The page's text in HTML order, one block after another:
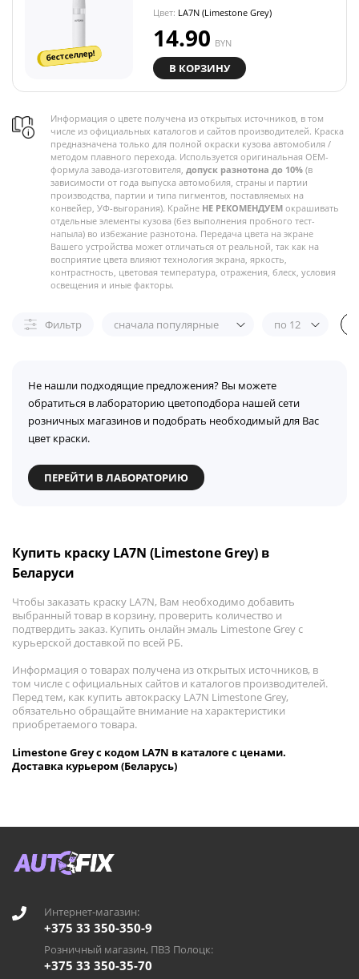
бестселлер!
Цвет: LA7N (Limestone Grey)
14.90 BYN
В КОРЗИНУ
Информация о цвете получена из открытых источников, в том
числе из официальных каталогов и сайтов производителей. Краска
предназначена только для полной окраски кузова автомобиля /
методом плавного перехода. Используется оригинальная OEM-
формула завода-изготовителя, допуск разнотона до 10% (в
зависимости от года выпуска автомобиля, страны и партии
производства, партии и типа пигментов, поставляемых на
конвейер, УФ-выгорания). Крайне НЕ РЕКОМЕНДУЕМ окрашивать
отдельные элементы кузова (без выполнения пробного тест-
напыла) во избежание разнотона. Передача цвета на экране
Вашего устройства может отличаться от реальной, так как на
восприятие цвета влияют технология экрана, яркость,
контрастность, цветовая температура, отражения, блеск, условия
освещения и иные факторы.
Фильтр сначала популярные по 12
Не нашли подходящие предложения? Вы можете
обратиться в лабораторию цветоподбора нашей сети
розничных магазинов и подобрать необходимый для Вас
цвет краски.
ПЕРЕЙТИ В ЛАБОРАТОРИЮ
Купить краску LA7N (Limestone Grey) в
Беларуси
Чтобы заказать краску LA7N, Вам необходимо добавить
выбранный товар в корзину, проверить количество и
подтвердить заказ. Купить онлайн эмаль Limestone Grey с
курьерской доставкой по всей РБ.
Информация о товарах получена из открытых источников, в
том числе с официальных сайтов и каталогов производителей.
Перед тем, как купить автокраску LA7N Limestone Grey,
обязательно обращайте внимание на характеристики
приобретаемого товара.
Limestone Grey с кодом LA7N в каталоге с ценами.
Доставка курьером (Беларусь)
Интернет-магазин:
+375 33 350-350-9
Розничный магазин, ПВЗ Полоцк:
+375 33 350-35-70